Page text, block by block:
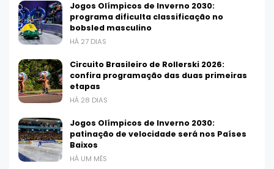
Jogos Olímpicos de Inverno 2030:
programa dificulta classificação no
bobsled masculino
HÁ 27 DIAS
Circuito Brasileiro de Rollerski 2026:
confira programação das duas primeiras
etapas
HÁ 28 DIAS
Jogos Olímpicos de Inverno 2030:
patinação de velocidade será nos Países
Baixos
HÁ UM MÊS